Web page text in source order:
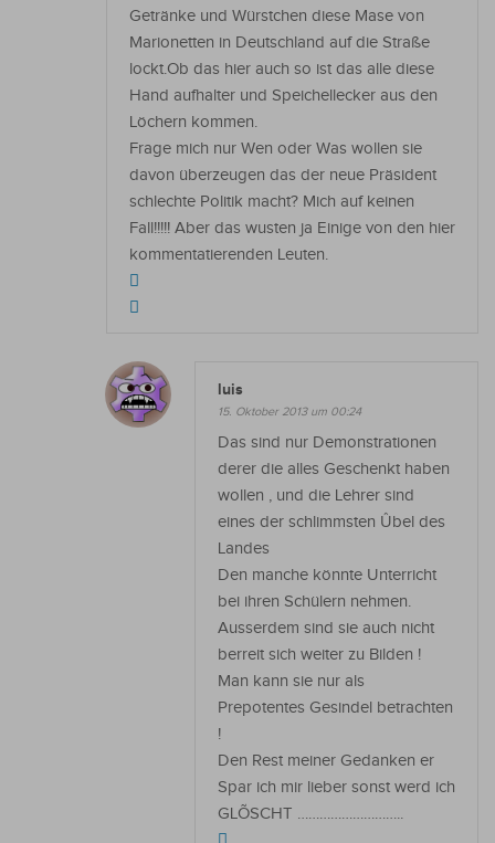
Getränke und Würstchen diese Mase von
Marionetten in Deutschland auf die Straße
lockt.Ob das hier auch so ist das alle diese
Hand aufhalter und Speichellecker aus den
Löchern kommen.
Frage mich nur Wen oder Was wollen sie
davon überzeugen das der neue Präsident
schlechte Politik macht? Mich auf keinen
Fall!!!!! Aber das wusten ja Einige von den hier
kommentatierenden Leuten.
luis
15. Oktober 2013 um 00:24
Das sind nur Demonstrationen
derer die alles Geschenkt haben
wollen , und die Lehrer sind
eines der schlimmsten Ûbel des
Landes
Den manche könnte Unterricht
bei ihren Schülern nehmen.
Ausserdem sind sie auch nicht
berreit sich weiter zu Bilden !
Man kann sie nur als
Prepotentes Gesindel betrachten
!
Den Rest meiner Gedanken er
Spar ich mir lieber sonst werd ich
GLÕSCHT ………………………..